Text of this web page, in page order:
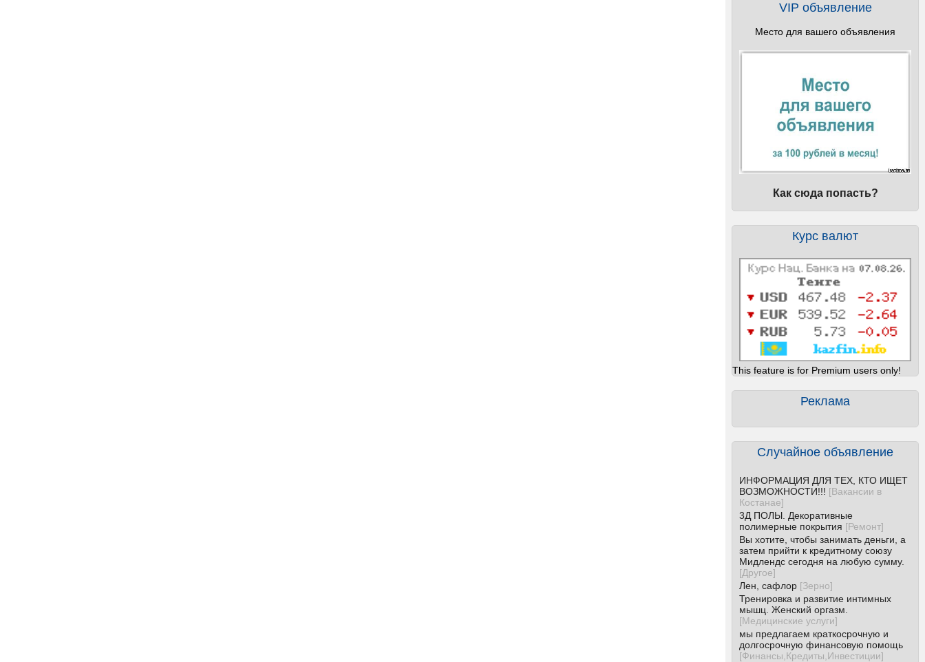
VIP объявление
Место для вашего объявления
Как сюда попасть?
Курс валют
This feature is for Premium users only!
Реклама
Случайное объявление
ИНФОРМАЦИЯ ДЛЯ ТЕХ, КТО ИЩЕТ
ВОЗМОЖНОСТИ!!! [Вакансии в
Костанае]
3Д ПОЛЫ. Декоративные
полимерные покрытия [Ремонт]
Вы хотите, чтобы занимать деньги, а
затем прийти к кредитному союзу
Мидлендс сегодня на любую сумму.
[Другое]
Лен, сафлор [Зерно]
Тренировка и развитие интимных
мышц. Женский оргазм.
[Медицинские услуги]
мы предлагаем краткосрочную и
долгосрочную финансовую помощь
[Финансы,Кредиты,Инвестиции]